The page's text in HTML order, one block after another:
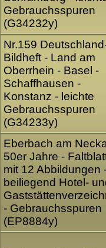
Gebrauchsspuren
(G34232y)
Nr.159
Bildheft - Land am
Oberrhein - Basel -
Schaffhausen -
Konstanz - leichte
Gebrauchsspuren
(G34233y)
Eberbach am
50er Jahre -
mit 12 Abbildungen
beiliegend Hotel-
- Gebrauchsspuren
(EP8884y)